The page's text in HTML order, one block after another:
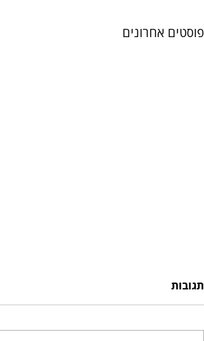
פוסטים אחרונים
תגובות